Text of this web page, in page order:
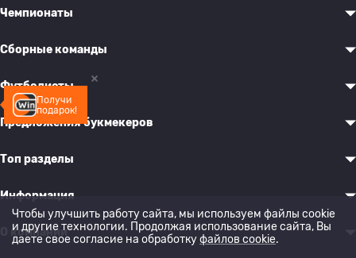
Получи
подарок!
Чемпионаты
Сборные команды
Футболисты
Предложения букмекеров
Топ разделы
Информация
О компании
Чтобы улучшить работу сайта, мы используем файлы cookie
и другие технологии. Продолжая использование сайта, Вы
даете свое согласие на обработкуфайлов cookie.